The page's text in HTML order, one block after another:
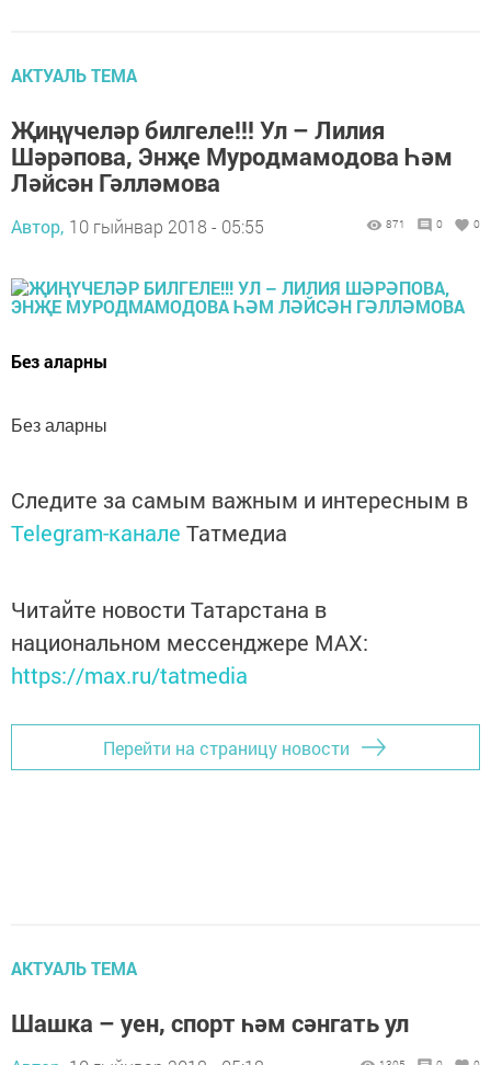
АКТУАЛЬ ТЕМА
Җиңүчеләр билгеле!!! Ул – Лилия
Шәрәпова, Энҗе Муродмамодова Һәм
Ләйсән Гәлләмова
Автор, 10 гыйнвар 2018 - 05:55 871 0 0
Без аларны
Без аларны
Следите за самым важным и интересным в
Telegram-канале Татмедиа
Читайте новости Татарстана в
национальном мессенджере MАХ:
https://max.ru/tatmedia
Перейти на страницу новости
АКТУАЛЬ ТЕМА
Шашка – уен, спорт һәм сәнгать ул